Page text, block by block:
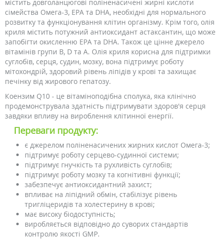
містить довголанцюгові поліненасичені жирні кислоти
сімейства Омега-3, ЕРА та DHA, необхідні для нормального
розвитку та функціонування клітин організму. Крім того, олія
криля містить потужний антиоксидант астаксантин, що може
запобігти окисленню EPA та DHA. Також це цінне джерело
вітамінів групи B, D та А. Олія криля корисна для підтримки
суглобів, серця, судин, мозку, вона підтримує роботу
мітохондрій, здоровий рівень ліпідів у крові та захищає
печінку від жирового гепатозу.
Коензим Q10 - це вітаміноподібна сполука, яка клінічно
продемонструвала здатність підтримувати здоров'я серця
завдяки впливу на вироблення клітинної енергії.
Переваги продукту:
є джерелом поліненасичених жирних кислот Омега-3;
підтримує роботу серцево-судинної системи;
підтримує гнучкість та рухливість суглобів;
підтримує роботу мозку та когнітивні функції;
забезпечує антиоксидантний захист;
впливає на ліпідний обмін, стабілізує рівень
тригліцеридів та холестерину в крові;
має високу біодоступність;
виробляється відповідно до суворих стандартів
контролю якості GMP.